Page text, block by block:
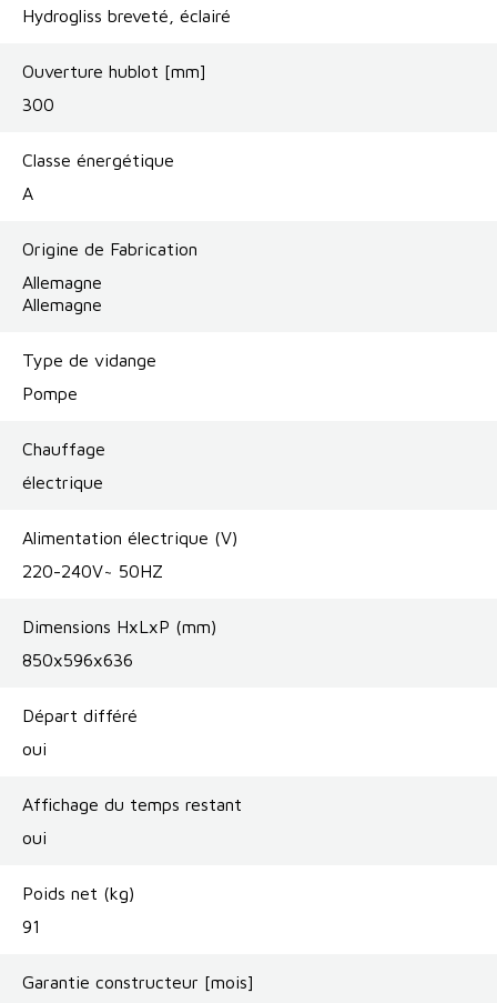
Hydrogliss breveté, éclairé
Ouverture hublot [mm]
300
Classe énergétique
A
Origine de Fabrication
Allemagne
Allemagne
Type de vidange
Pompe
Chauffage
électrique
Alimentation électrique (V)
220-240V~ 50HZ
Dimensions HxLxP (mm)
850x596x636
Départ différé
oui
Affichage du temps restant
oui
Poids net (kg)
91
Garantie constructeur [mois]